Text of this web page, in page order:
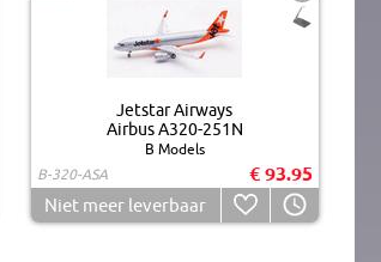
Jetstar Airways
Airbus A320-251N
B Models
B-320-ASA
€ 93.95
Niet meer leverbaar